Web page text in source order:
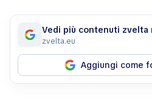
Vedi più contenuti zvelta
zvelta.eu
Aggiungi come